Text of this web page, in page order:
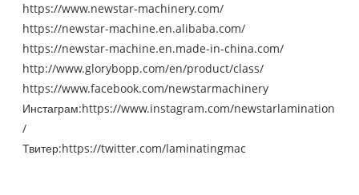
https://www.newstar-machinery.com/
https://newstar-machine.en.alibaba.com/
https://newstar-machine.en.made-in-china.com/
http://www.glorybopp.com/en/product/class/
https://www.facebook.com/newstarmachinery
Инстаграм:https://www.instagram.com/newstarlamination
/
Твитер:https://twitter.com/laminatingmac